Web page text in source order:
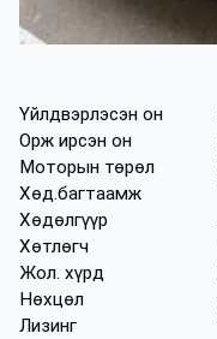
Үйлдвэрлэсэн он
Орж ирсэн он
Моторын төрөл
Хөд.багтаамж
Хөдөлгүүр
Хөтлөгч
Жол. хүрд
Нөхцөл
Лизинг